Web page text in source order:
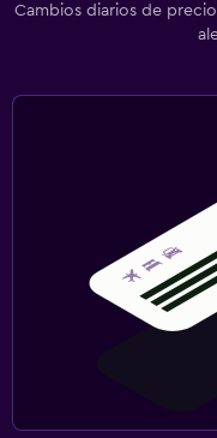
Cambios diarios de